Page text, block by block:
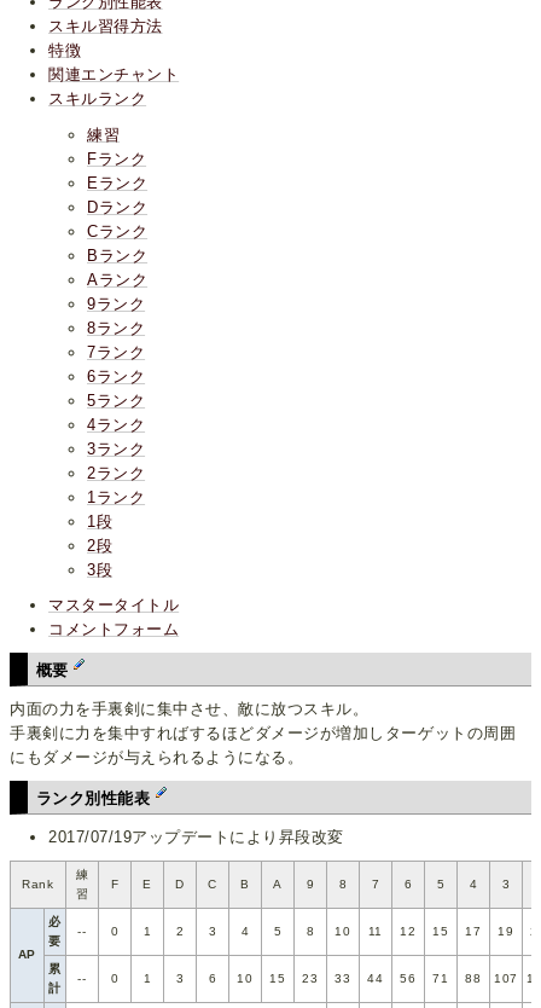
スキル習得方法
特徴
関連エンチャント
スキルランク
練習
Fランク
Eランク
Dランク
Cランク
Bランク
Aランク
9ランク
8ランク
7ランク
6ランク
5ランク
4ランク
3ランク
2ランク
1ランク
1段
2段
3段
マスタータイトル
コメントフォーム
概要
内面の力を手裏剣に集中させ、敵に放つスキル。
手裏剣に力を集中すればするほどダメージが増加しターゲットの周囲
にもダメージが与えられるようになる。
ランク別性能表
2017/07/19アップデートにより昇段改変
Rank
練
習
F E D C B A 9 8 7 6 5 4 3
AP
必
要
-- 0 1 2 3 4 5 8 10 11 12 15 17 19
累
計
-- 0 1 3 6 10 15 23 33 44 56 71 88 107